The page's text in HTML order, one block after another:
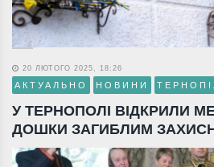
20 ЛЮТОГО 2025, 18:26
АКТУАЛЬНО НОВИНИ
У ТЕРНОПОЛІ ВІДКРИЛИ
ДОШКИ ЗАГИБЛИМ